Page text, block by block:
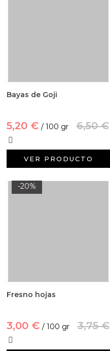
Bayas de Goji
5,20 € / 100 gr 6,50 €
VER PRODUCTO
-20%
Fresno hojas
3,00 € / 100 gr 3,75 €